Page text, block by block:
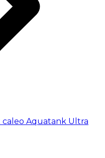
caleo Aquatank Ultra